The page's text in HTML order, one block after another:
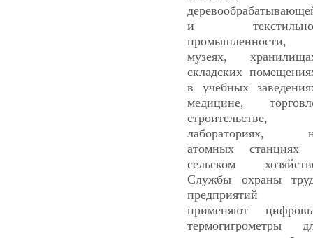
и
промышленности,
музеях,
складских
в учебных
медицине,
строительстве,
лабораториях,
атомных станциях
сельском
Службы охраны
предприятий
применяют
термогигрометры